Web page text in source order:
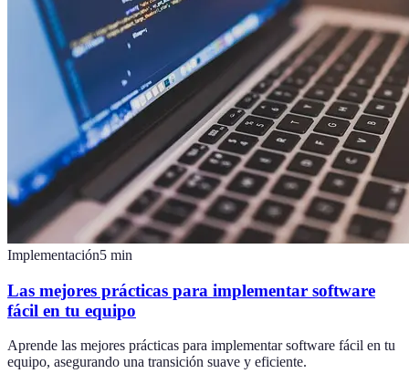
Implementación5 min
Las mejores prácticas para implementar software
fácil en tu equipo
Aprende las mejores prácticas para implementar software fácil en tu
equipo, asegurando una transición suave y eficiente.